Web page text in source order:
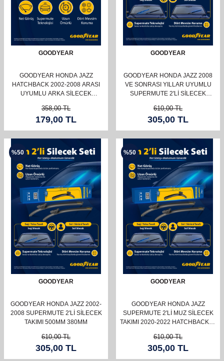
GOODYEAR
GOODYEAR HONDA JAZZ
HATCHBACK 2002-2008 ARASI
UYUMLU ARKA SILECEK
358,00TL
179,00 TL
GOODYEAR
GOODYEAR HONDA JAZZ 2008
VE SONRASI YILLAR UYUMLU
SUPERMUTE 2'LI SILECEK
610,00TL
305,00 TL
%50
GOODYEAR
GOODYEAR HONDA JAZZ 2002-
2008 SUPERMUTE 2'LI SILECEK
TAKIMI 500MM 380MM
610,00TL
305,00 TL
%50
GOODYEAR
GOODYEAR HONDA JAZZ
SUPERMUTE 2'LI MUZ SILECEK
TAKIMI 2020-2022 HATCHBACK (5
610,00TL
305,00 TL